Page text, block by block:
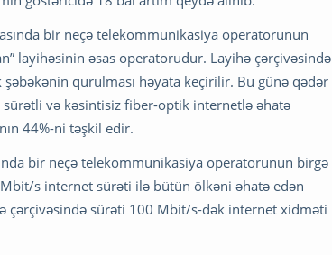
bir neçə telekommunikasiya operatorunun
layihəsinin əsas operatorudur. Layihə çərçivəsində
qurulması həyata keçirilir. Bu günə qədər
sürətli və kəsintisiz fiber-optik internetlə əhatə
44%-ni təşkil edir.
bir neçə telekommunikasiya operatorunun birgə
s internet sürəti ilə bütün ölkəni əhatə edən
çərçivəsində sürəti 100 Mbit/s-dək internet xidməti